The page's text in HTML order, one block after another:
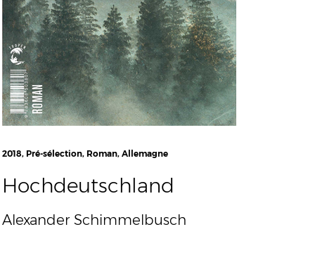
2018, Pré-sélection, Roman, Allemagne
Hochdeutschland
Alexander Schimmelbusch